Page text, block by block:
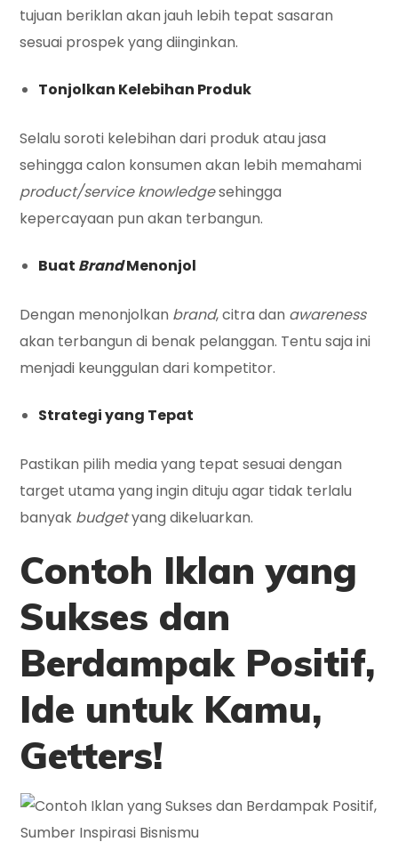
tujuan beriklan akan jauh lebih tepat sasaran
sesuai prospek yang diinginkan.
Tonjolkan Kelebihan Produk
Selalu soroti kelebihan dari produk atau jasa
sehingga calon konsumen akan lebih memahami
product/service knowledgesehingga
kepercayaan pun akan terbangun.
Buat BrandMenonjol
Dengan menonjolkan brand, citra dan awareness
akan terbangun di benak pelanggan. Tentu saja ini
menjadi keunggulan dari kompetitor.
Strategi yang Tepat
Pastikan pilih media yang tepat sesuai dengan
target utama yang ingin dituju agar tidak terlalu
banyak budgetyang dikeluarkan.
Contoh Iklan yang
Sukses dan
Berdampak Positif,
Ide untuk Kamu,
Getters!